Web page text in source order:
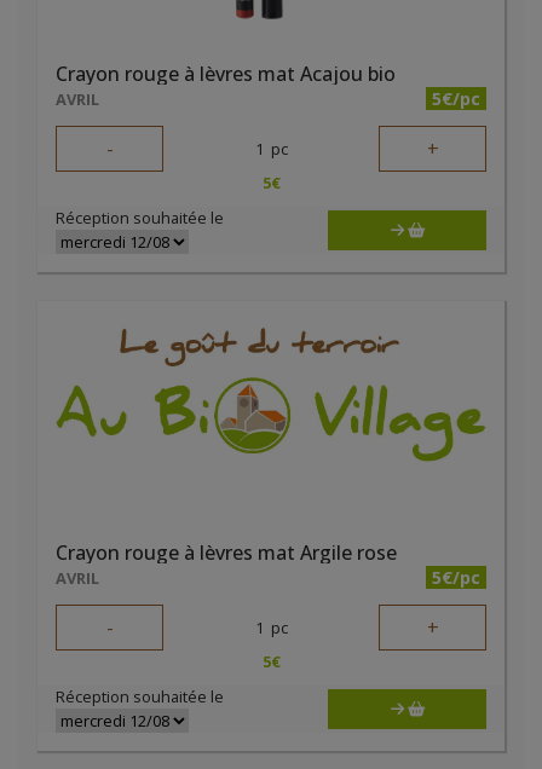
Crayon rouge à lèvres mat Acajou bio
AVRIL 5€/pc
- 1 pc +
5€
Réception souhaitée le
Crayon rouge à lèvres mat Argile rose
AVRIL 5€/pc
- 1 pc +
5€
Réception souhaitée le